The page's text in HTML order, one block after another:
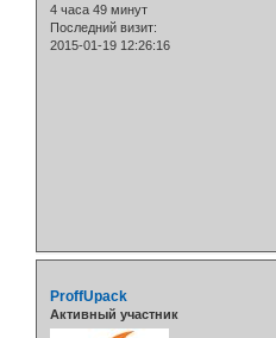
4 часа 49 минут
Последний визит:
2015-01-19 12:26:16
ProffUpack
Активный участник